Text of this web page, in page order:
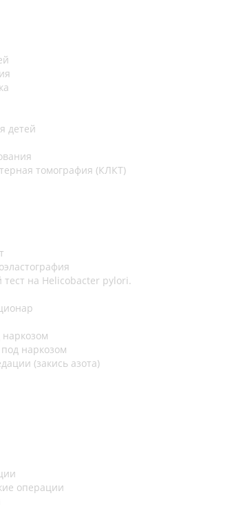
детей
томография (КЛКТ)
на Helicobacter pylori.
наркозом
(закись азота)
операции